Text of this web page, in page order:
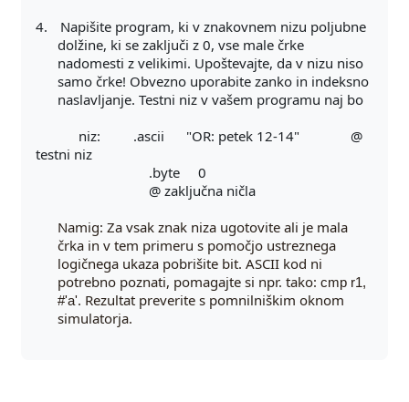
4.
Napišite program, ki v znakovnem nizu poljubne
dolžine, ki se zaključi z 0, vse male črke
nadomesti z velikimi. Upoštevajte, da v nizu niso
samo črke! Obvezno uporabite zanko in indeksno
naslavljanje. Testni niz v vašem programu naj bo
niz: .ascii "OR: petek 12-14" @
testni niz
.byte 0
@ zaključna ničla
Namig: Za vsak znak niza ugotovite ali je mala
črka in v tem primeru s pomočjo ustreznega
logičnega ukaza pobrišite bit. ASCII kod ni
potrebno poznati, pomagajte si npr. tako: cmp r1,
#'a'. Rezultat preverite s pomnilniškim oknom
simulatorja.